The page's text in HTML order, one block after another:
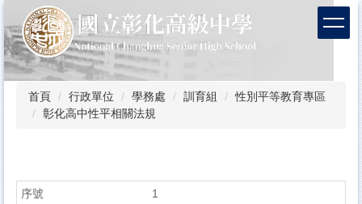
到
主
要
內
首頁 行政單位 學務處 訓育組
性別平等教育專區
彰化高中性平相關法規
1